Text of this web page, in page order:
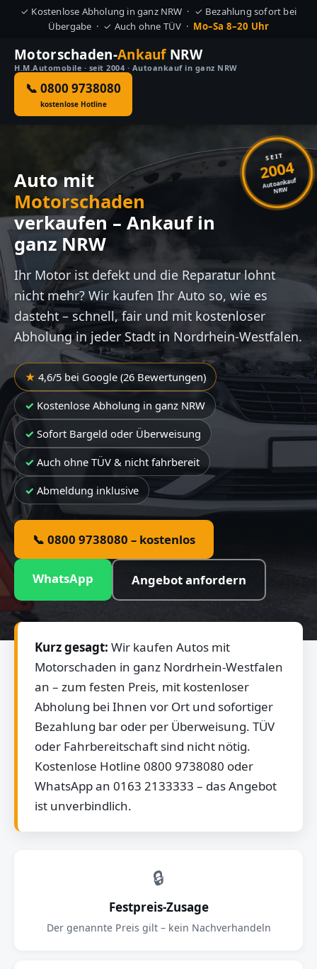
✓ Kostenlose Abholung in ganz NRW · ✓ Bezahlung sofort bei
Übergabe · ✓ Auch ohne TÜV · Mo–Sa 8–20 Uhr
Motorschaden-AnkaufNRW
H.M.Automobile · seit 2004 · Autoankauf in ganz NRW
📞 0800 9738080
kostenlose Hotline
SEIT
2004
Autoankauf
NRW
Auto mit
Motorschaden
verkaufen – Ankauf in
ganz NRW
Ihr Motor ist defekt und die Reparatur lohnt
nicht mehr? Wir kaufen Ihr Auto so, wie es
dasteht – schnell, fair und mit kostenloser
Abholung in jeder Stadt in Nordrhein-Westfalen.
4,6/5 bei Google (26 Bewertungen)
Kostenlose Abholung in ganz NRW
Sofort Bargeld oder Überweisung
Auch ohne TÜV & nicht fahrbereit
Abmeldung inklusive
📞 0800 9738080 – kostenlos
WhatsApp Angebot anfordern
Kurz gesagt: Wir kaufen Autos mit
Motorschaden in ganz Nordrhein-Westfalen
an – zum festen Preis, mit kostenloser
Abholung bei Ihnen vor Ort und sofortiger
Bezahlung bar oder per Überweisung. TÜV
oder Fahrbereitschaft sind nicht nötig.
Kostenlose Hotline 0800 9738080 oder
WhatsApp an 0163 2133333 – das Angebot
ist unverbindlich.
🔒
Festpreis-Zusage
Der genannte Preis gilt – kein Nachverhandeln